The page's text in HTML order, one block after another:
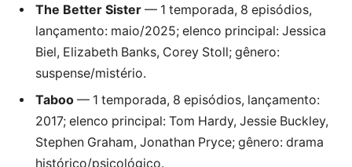
The Better Sister — 1 temporada, 8 episódios,
lançamento: maio/2025; elenco principal: Jessica
Biel, Elizabeth Banks, Corey Stoll; gênero:
suspense/mistério.
Taboo — 1 temporada, 8 episódios, lançamento:
2017; elenco principal: Tom Hardy, Jessie Buckley,
Stephen Graham, Jonathan Pryce; gênero: drama
histórico/psicológico.